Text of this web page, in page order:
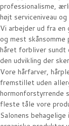
professionalisme,
højt serviceniveau
Vi arbejder ud fra
og mest
håret forbliver sundt
den udvikling der
Vore hårfarver,
fremstillet uden
hormonforstyrrende
fleste tåle vore
Salonens